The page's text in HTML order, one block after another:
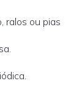
ralos ou pias